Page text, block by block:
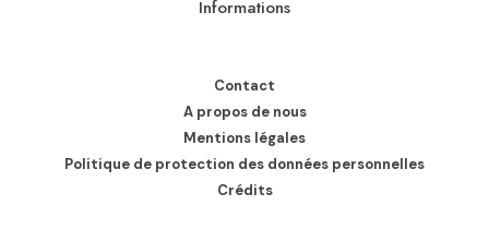
Informations
Contact
A propos de nous
Mentions légales
Politique de protection des données personnelles
Crédits